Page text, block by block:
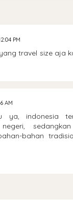
PM
travel size aja
AM
ya, indonesia
bahan